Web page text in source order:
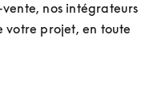
nos intégrateurs
votre projet, en toute